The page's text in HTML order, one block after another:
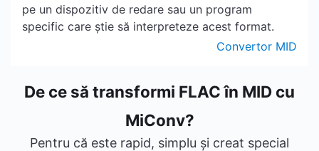
pe un dispozitiv de redare sau un program
specific care știe să interpreteze acest format.
Convertor MID
De ce să transformi FLAC în MID cu
MiConv?
Pentru că este rapid, simplu și creat special